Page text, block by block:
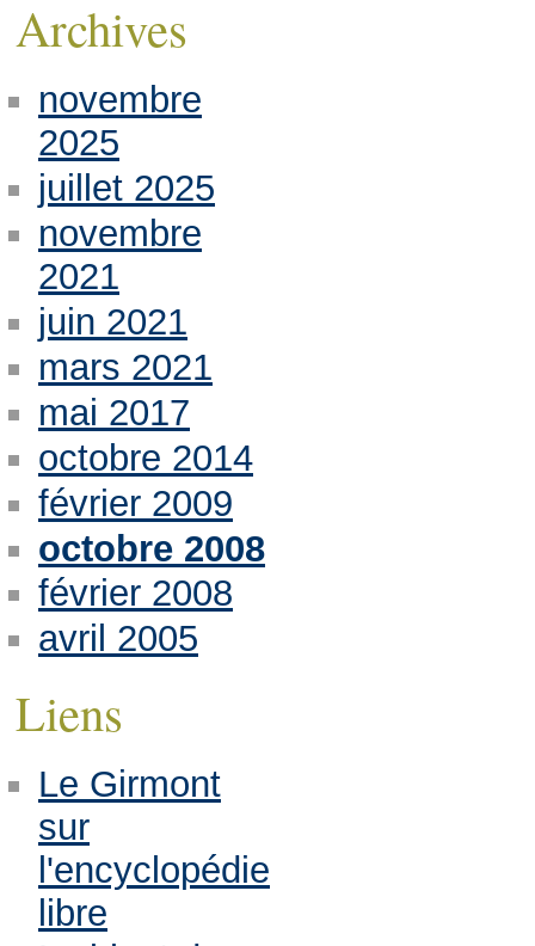
Archives
novembre
2025
juillet 2025
novembre
2021
juin 2021
mars 2021
mai 2017
octobre 2014
février 2009
octobre 2008
février 2008
avril 2005
Liens
Le Girmont
sur
l'encyclopédie
libre